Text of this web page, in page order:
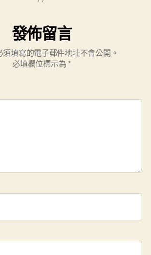
發佈留言
填寫的電子郵件地址不會公開。
必填欄位標示為 *